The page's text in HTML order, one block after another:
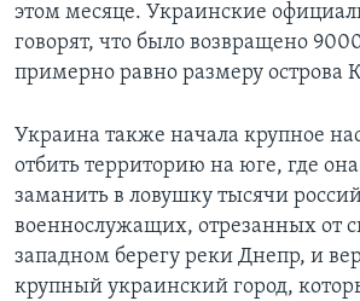
этом месяце. Украинские
говорят, что было возвращено
примерно равно размеру острова
Украина также начала крупное
отбить территорию на юге, где
заманить в ловушку тысячи
военнослужащих, отрезанных от
западном берегу реки Днепр, и
крупный украинский город,